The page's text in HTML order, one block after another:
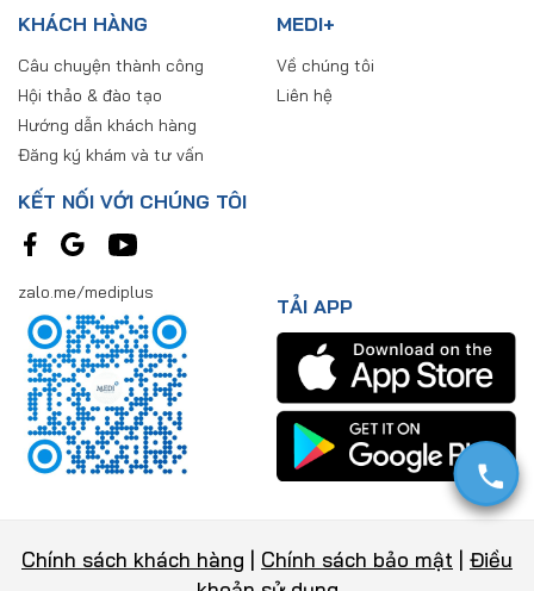
KHÁCH HÀNG
Câu chuyện thành công
Hội thảo & đào tạo
Hướng dẫn khách hàng
Đăng ký khám và tư vấn
MEDI+
Về chúng tôi
Liên hệ
KẾT NỐI VỚI CHÚNG TÔI
zalo.me/mediplus
TẢI APP
Chính sách khách hàng Chính sách bảo mật
Điều